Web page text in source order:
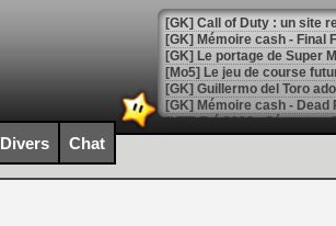
[GK] Le portage de Super
[Mo5] Le jeu de course
[GK] Guillermo del Toro
[LTF] Eté 2026 - Séquence
[GK] Mistfall Hunter :
[GK] Wo Long 2 évolue
[GK] Crossfire : un TPS à
[LS] [PS5] Premiers
Divers Chat